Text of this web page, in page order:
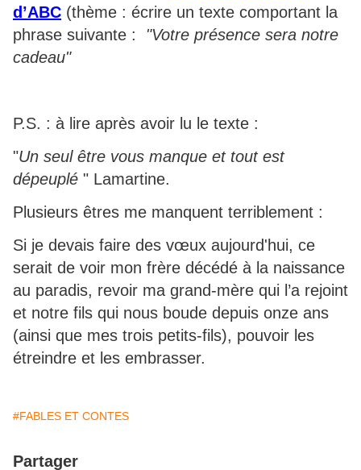
d’ABC (thème : écrire un texte comportant la
phrase suivante :
"Votre présence sera notre
cadeau"
P.S. : à lire après avoir lu le texte :
"Un seul être vous manque et tout est
dépeuplé " Lamartine.
Plusieurs êtres me manquent terriblement :
Si je devais faire des vœux aujourd'hui, ce
serait de voir mon frère décédé à la naissance
au paradis, revoir ma grand-mère qui l’a rejoint
et notre fils qui nous boude depuis onze ans
(ainsi que mes trois petits-fils), pouvoir les
étreindre et les embrasser.
#FABLES ET CONTES
Partager